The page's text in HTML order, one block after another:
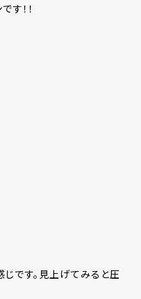
！！
です。見上げてみると圧